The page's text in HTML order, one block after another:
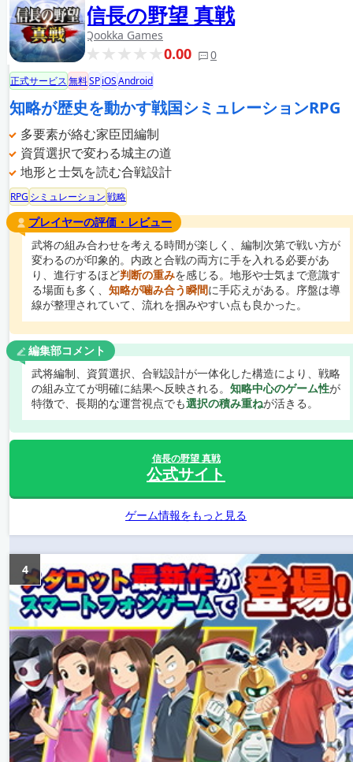
信長の野望 真戦
Qookka Games
0.00 0
正式サービス無料SPiOSAndroid
知略が歴史を動かす戦国シミュレーションRPG
多要素が絡む家臣団編制
資質選択で変わる城主の道
地形と士気を読む合戦設計
RPG シミュレーション戦略
プレイヤーの評価・レビュー
武将の組み合わせを考える時間が楽しく、編制次第で戦い方が
変わるのが印象的。内政と合戦の両方に手を入れる必要があ
り、進行するほど判断の重みを感じる。地形や士気まで意識す
る場面も多く、 知略が噛み合う瞬間に手応えがある。序盤は導
線が整理されていて、流れを掴みやすい点も良かった。
編集部コメント
武将編制、資質選択、合戦設計が一体化した構造により、戦略
の組み立てが明確に結果へ反映される。 知略中心のゲーム性が
特徴で、長期的な運営視点でも選択の積み重ねが活きる。
信長の野望 真戦
公式サイト
ゲーム情報をもっと見る
4